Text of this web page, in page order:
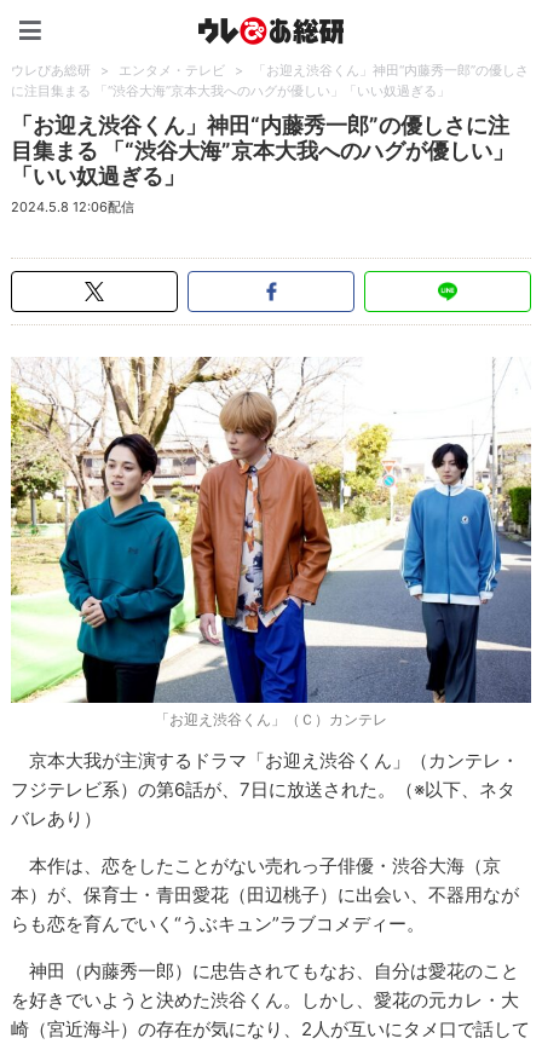
ウレぴあ総研 > エンタメ・テレビ >
「お迎え渋谷くん」神田“内藤秀一郎”の優しさ
に注目集まる 「“渋谷大海”京本大我へのハグが優しい」「いい奴過ぎる」
「お迎え渋谷くん」神田“内藤秀一郎”の優しさに注
目集まる 「“渋谷大海”京本大我へのハグが優しい」
「いい奴過ぎる」
2024.5.8 12:06配信
「お迎え渋谷くん」（Ｃ）カンテレ
京本大我が主演するドラマ「お迎え渋谷くん」（カンテレ・
フジテレビ系）の第6話が、7日に放送された。（※以下、ネタ
バレあり）
本作は、恋をしたことがない売れっ子俳優・渋谷大海（京
本）が、保育士・青田愛花（田辺桃子）に出会い、不器用なが
らも恋を育んでいく“うぶキュン”ラブコメディー。
神田（内藤秀一郎）に忠告されてもなお、自分は愛花のこと
を好きでいようと決めた渋谷くん。しかし、愛花の元カレ・大
崎（宮近海斗）の存在が気になり、2人が互いにタメ口で話して